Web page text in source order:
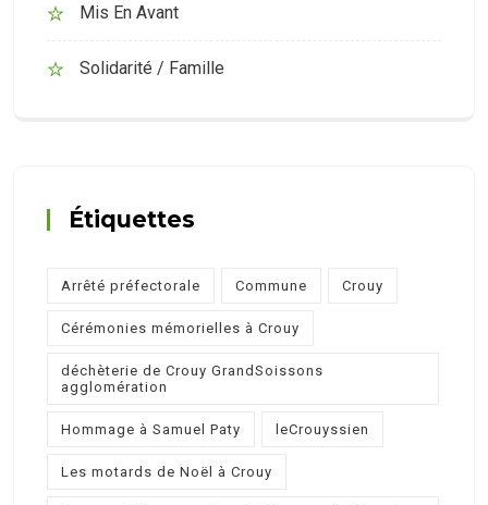
Mis En Avant
Solidarité / Famille
Étiquettes
Arrêté préfectorale Commune Crouy
Cérémonies mémorielles à Crouy
déchèterie de Crouy GrandSoissons
agglomération
Hommage à Samuel Paty leCrouyssien
Les motards de Noël à Crouy